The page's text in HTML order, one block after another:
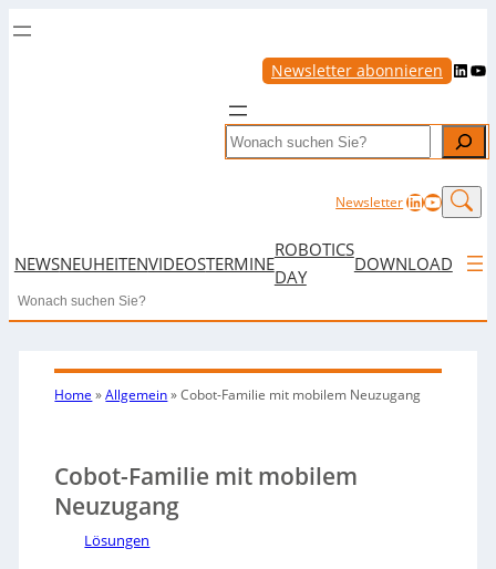
Newsletter abonnieren LinkedIn YouTube
Search
NewsletterLinkedIn
NEWSNEUHEITENVIDEOSTERMINE
ROBOTICS
DAY
DOWNLOAD
Search
Home »Allgemein»Cobot-Familie mit mobilem Neuzugang
Cobot-Familie mit mobilem
Neuzugang
Lösungen